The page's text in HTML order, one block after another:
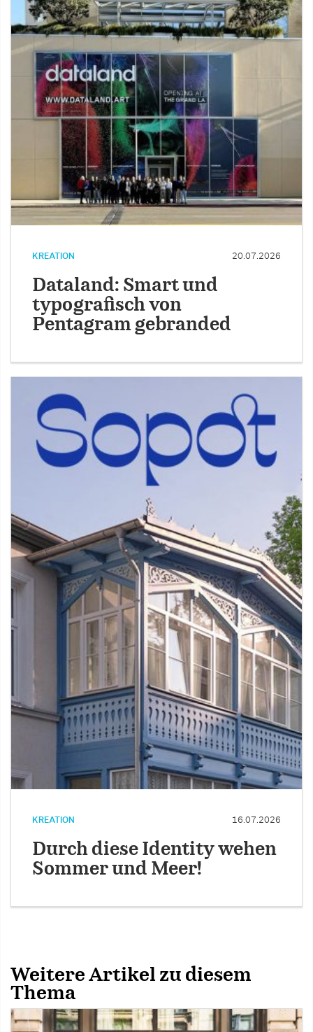
KREATION 20.07.2026
Dataland: Smart und
typografisch von
Pentagram gebranded
KREATION 16.07.2026
Durch diese Identity wehen
Sommer und Meer!
Weitere Artikel zu diesem
Thema